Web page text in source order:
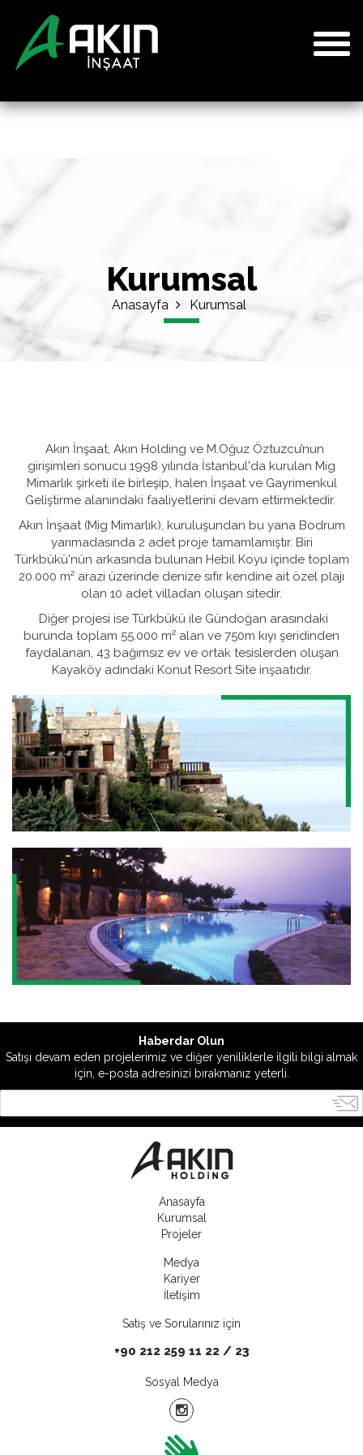
Kurumsal
Anasayfa Kurumsal
Akın İnşaat, Akın Holding ve M.Oğuz Öztuzcu’nun
girişimleri sonucu 1998 yılında İstanbul'da kurulan Mig
Mimarlık şirketi ile birleşip, halen İnşaat ve Gayrimenkul
Geliştirme alanındaki faaliyetlerini devam ettirmektedir.
Akın İnşaat (Mig Mimarlık), kuruluşundan bu yana Bodrum
yarımadasında 2 adet proje tamamlamıştır. Biri
Türkbükü'nün arkasında bulunan Hebil Koyu içinde toplam
20.000 m² arazi üzerinde denize sıfır kendine ait özel plajı
olan 10 adet villadan oluşan sitedir.
Diğer projesi ise Türkbükü ile Gündoğan arasındaki
burunda toplam 55.000 m² alan ve 750m kıyı şeridinden
faydalanan, 43 bağımsız ev ve ortak tesislerden oluşan
Kayaköy adındaki Konut Resort Site inşaatıdır.
Haberdar Olun
Satışı devam eden projelerimiz ve diğer yeniliklerle ilgili bilgi almak
için, e-posta adresinizi bırakmanız yeterli.
Anasayfa
Kurumsal
Projeler
Medya
Kariyer
İletişim
Satış ve Sorularınız için
+90 212 259 11 22 / 23
Sosyal Medya